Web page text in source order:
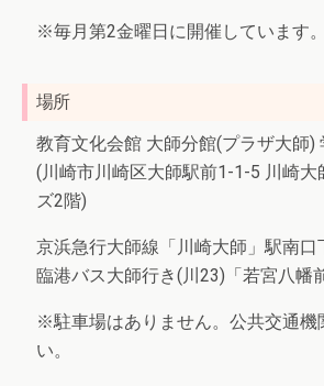
※毎月第2金曜日に開催しています。
場所
教育文化会館 大師分館(プラザ大師)
(川崎市川崎区大師駅前1-1-5 川崎大
ズ2階)
京浜急行大師線「川崎大師」駅南口
臨港バス大師行き(川23)「若宮八幡
※駐車場はありません。公共交通機
い。